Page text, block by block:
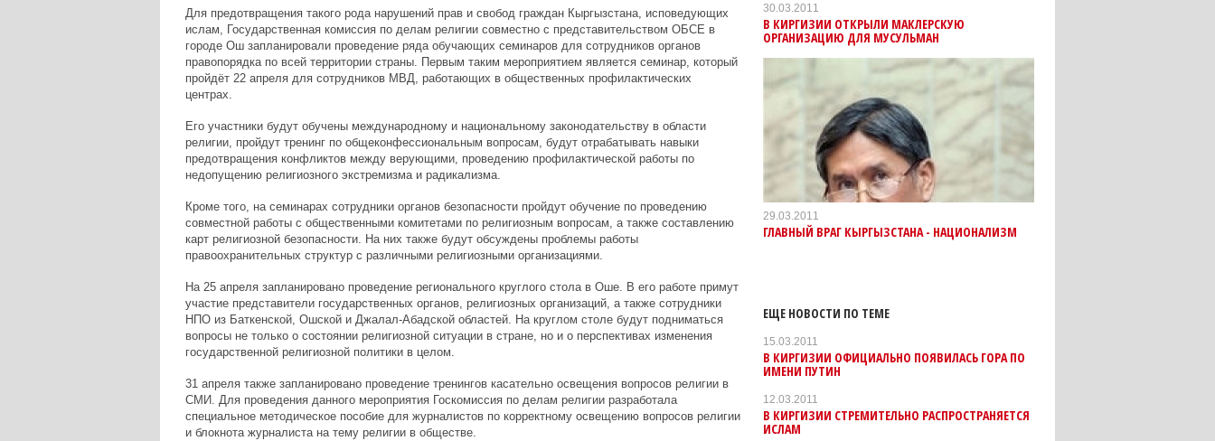
Для предотвращения такого рода нарушений прав и свобод граждан Кыргызстана, исповедующих
ислам, Государственная комиссия по делам религии совместно с представительством ОБСЕ в
городе Ош запланировали проведение ряда обучающих семинаров для сотрудников органов
правопорядка по всей территории страны. Первым таким мероприятием является семинар, который
пройдёт 22 апреля для сотрудников МВД, работающих в общественных профилактических
центрах.
Его участники будут обучены международному и национальному законодательству в области
религии, пройдут тренинг по общеконфессиональным вопросам, будут отрабатывать навыки
предотвращения конфликтов между верующими, проведению профилактической работы по
недопущению религиозного экстремизма и радикализма.
Кроме того, на семинарах сотрудники органов безопасности пройдут обучение по проведению
совместной работы с общественными комитетами по религиозным вопросам, а также составлению
карт религиозной безопасности. На них также будут обсуждены проблемы работы
правоохранительных структур с различными религиозными организациями.
На 25 апреля запланировано проведение регионального круглого стола в Оше. В его работе примут
участие представители государственных органов, религиозных организаций, а также сотрудники
НПО из Баткенской, Ошской и Джалал-Абадской областей. На круглом столе будут подниматься
вопросы не только о состоянии религиозной ситуации в стране, но и о перспективах изменения
государственной религиозной политики в целом.
31 апреля также запланировано проведение тренингов касательно освещения вопросов религии в
СМИ. Для проведения данного мероприятия Госкомиссия по делам религии разработала
специальное методическое пособие для журналистов по корректному освещению вопросов религии
и блокнота журналиста на тему религии в обществе.
30.03.2011
В КИРГИЗИИ ОТКРЫЛИ МАКЛЕРСКУЮ
ОРГАНИЗАЦИЮ ДЛЯ МУСУЛЬМАН
29.03.2011
ГЛАВНЫЙ ВРАГ КЫРГЫЗСТАНА - НАЦИОНАЛИЗМ
ЕЩЕ НОВОСТИ ПО ТЕМЕ
15.03.2011
В КИРГИЗИИ ОФИЦИАЛЬНО ПОЯВИЛАСЬ ГОРА ПО
ИМЕНИ ПУТИН
12.03.2011
В КИРГИЗИИ СТРЕМИТЕЛЬНО РАСПРОСТРАНЯЕТСЯ
ИСЛАМ